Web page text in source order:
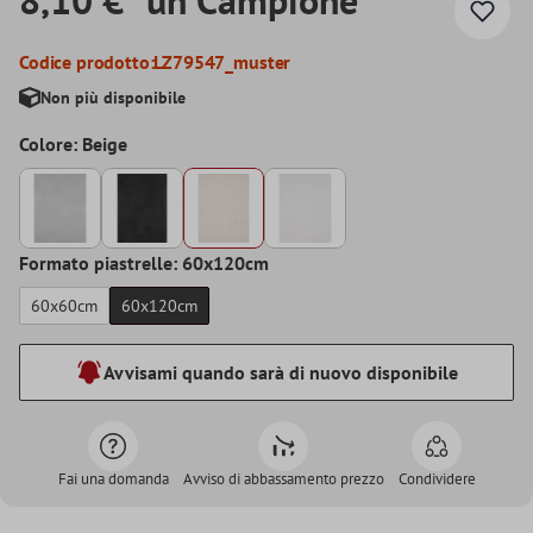
Codice prodotto:LZ79547_muster
Non più disponibile
Colore: Beige
Formato piastrelle: 60x120cm
60x60cm 60x120cm
Avvisami quando sarà di nuovo disponibile
Fai una domanda Avviso di abbassamento prezzo Condividere